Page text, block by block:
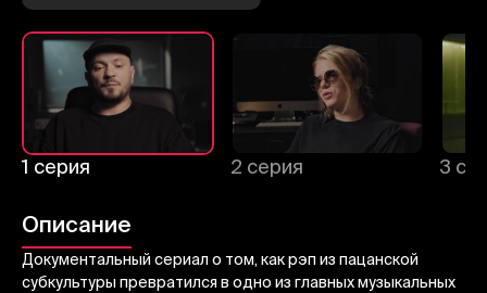
1 серия 2 серия 3
Описание
Документальный сериал о том, как рэп из пацанской
субкультуры превратился в одно из главных музыкальных